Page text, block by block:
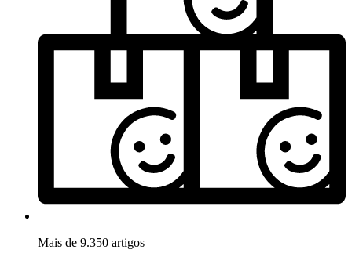
Mais de 9.350 artigos